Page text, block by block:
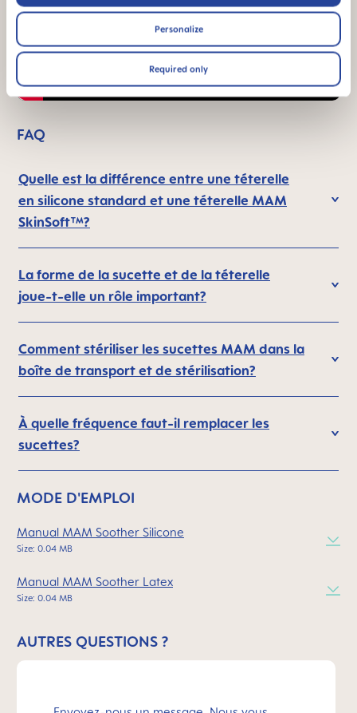
Personalize
Required only
FAQ
Quelle est la différence entre une téterelle
en silicone standard et une téterelle MAM
SkinSoft™?
La forme de la sucette et de la téterelle
joue-t-elle un rôle important?
Comment stériliser les sucettes MAM dans la
boîte de transport et de stérilisation?
À quelle fréquence faut-il remplacer les
sucettes?
MODE D'EMPLOI
Manual MAM Soother Silicone
Size: 0.04 MB
Manual MAM Soother Latex
Size: 0.04 MB
AUTRES QUESTIONS ?